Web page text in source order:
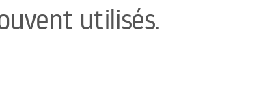
utilisés.